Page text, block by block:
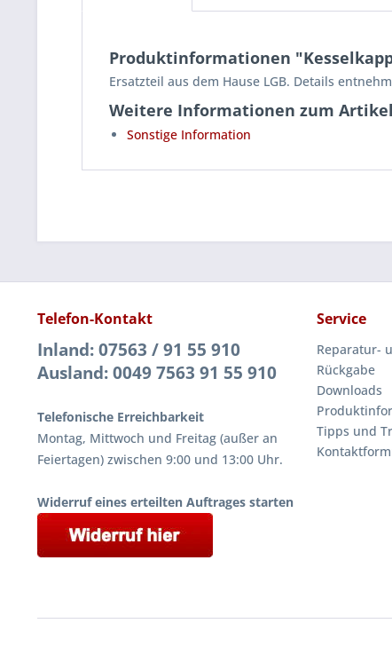
Produktinformationen
Ersatzteil aus dem Hause LGB. Details
Weitere Informationen zum Artikel
Sonstige Information
Telefon-Kontakt
Inland: 07563 / 91 55 910
Ausland: 0049 7563 91 55 910
Telefonische Erreichbarkeit
Montag, Mittwoch und Freitag (außer an
Feiertagen) zwischen 9:00 und 13:00 Uhr.
Widerruf eines erteilten Auftrages starten
Service
Reparatur-
Rückgabe
Downloads
Tipps und